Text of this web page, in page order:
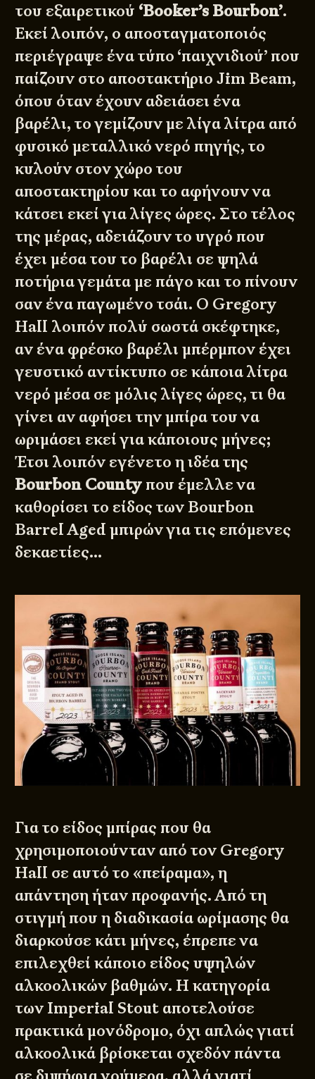
του εξαιρετικού ‘Booker’s Bourbon’.
Εκεί λοιπόν, ο αποσταγματοποιός
περιέγραψε ένα τύπο ‘παιχνιδιού’ που
παίζουν στο αποστακτήριο Jim Beam,
όπου όταν έχουν αδειάσει ένα
βαρέλι, το γεμίζουν με λίγα λίτρα από
φυσικό μεταλλικό νερό πηγής, το
κυλούν στον χώρο του
αποστακτηρίου και το αφήνουν να
κάτσει εκεί για λίγες ώρες. Στο τέλος
της μέρας, αδειάζουν το υγρό που
έχει μέσα του το βαρέλι σε ψηλά
ποτήρια γεμάτα με πάγο και το πίνουν
σαν ένα παγωμένο τσάι. Ο Gregory
Hall λοιπόν πολύ σωστά σκέφτηκε,
αν ένα φρέσκο βαρέλι μπέρμπον έχει
γευστικό αντίκτυπο σε κάποια λίτρα
νερό μέσα σε μόλις λίγες ώρες, τι θα
γίνει αν αφήσει την μπίρα του να
ωριμάσει εκεί για κάποιους μήνες;
Έτσι λοιπόν εγένετο η ιδέα της
Bourbon County που έμελλε να
καθορίσει το είδος των Bourbon
Barrel Aged μπιρών για τις επόμενες
δεκαετίες…
Για το είδος μπίρας που θα
χρησιμοποιούνταν από τον Gregory
Hall σε αυτό το «πείραμα», η
απάντηση ήταν προφανής. Από τη
στιγμή που η διαδικασία ωρίμασης θα
διαρκούσε κάτι μήνες, έπρεπε να
επιλεχθεί κάποιο είδος υψηλών
αλκοολικών βαθμών. Η κατηγορία
των Imperial Stout αποτελούσε
πρακτικά μονόδρομο, όχι απλώς γιατί
αλκοολικά βρίσκεται σχεδόν πάντα